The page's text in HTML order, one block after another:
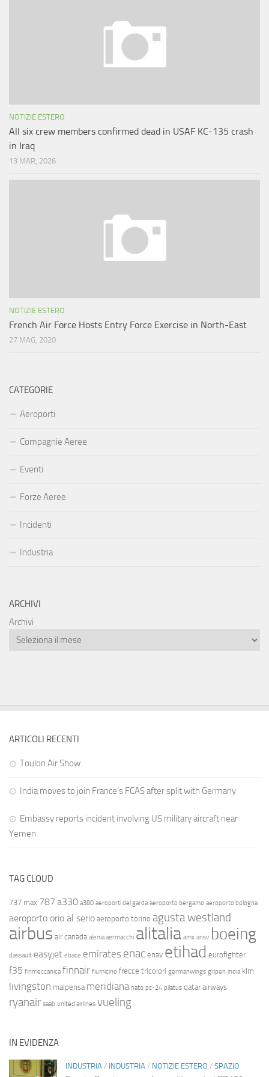
NOTIZIE ESTERO
All six crew members confirmed dead in USAF KC-135 crash
in Iraq
13 MAR, 2026
NOTIZIE ESTERO
French Air Force Hosts Entry Force Exercise in North-East
27 MAG, 2020
CATEGORIE
Aeroporti
Compagnie Aeree
Eventi
Forze Aeree
Incidenti
Industria
ARCHIVI
Archivi
ARTICOLI RECENTI
Toulon Air Show
India moves to join France’s FCAS after split with Germany
Embassy reports incident involving US military aircraft near
Yemen
TAG CLOUD
737 max 787 a330 a380 aeroporti del garda aeroporto bergamo aeroporto bologna
aeroporto orio al serio aeroporto torino agusta westland
airbus air canada alenia aermacchi alitalia amx ansv boeing
dassault easyjet ebace emirates enac enav etihad eurofighter
f35 finmeccanica finnair fiumicino frecce tricolori germanwings gripen india klm
livingston malpensa meridiana nato pc-24 pilatus qatar airways
ryanair saab united airlines vueling
IN EVIDENZA
INDUSTRIA / INDUSTRIA / NOTIZIE ESTERO / SPAZIO